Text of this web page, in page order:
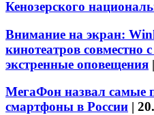
Кенозерского
Внимание на экран:
кинотеатров совместно
экстренные оповещения |
МегаФон назвал самые
смартфоны в России |